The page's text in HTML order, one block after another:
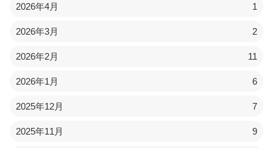
2026年4月 1
2026年3月 2
2026年2月 11
2026年1月 6
2025年12月 7
2025年11月 9